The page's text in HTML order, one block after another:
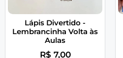
Lápis Divertido -
Lembrancinha Volta às
Aulas
R$ 7,00